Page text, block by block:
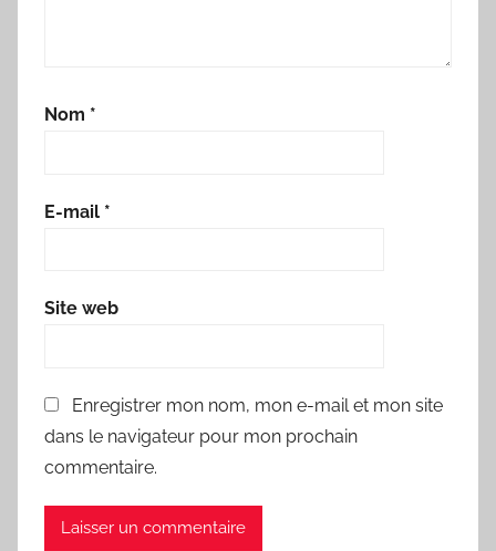
Nom *
E-mail *
Site web
Enregistrer mon nom, mon e-mail et mon site
dans le navigateur pour mon prochain
commentaire.